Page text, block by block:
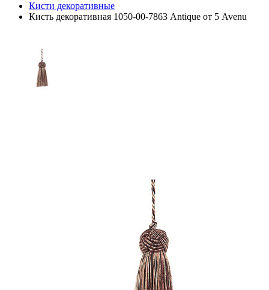
Кисти декоративные
Кисть декоративная 1050-00-7863 Antique от 5 Avenu